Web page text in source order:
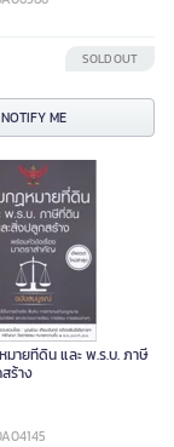
SOLD OUT
NOTIFY ME
ายที่ดิน และ พ.ร.บ. ภาษี
ร้าง